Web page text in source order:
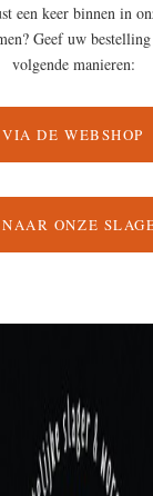
een keer binnen in
Geef uw
volgende manieren:
VIA DE WEBSHOP
ONZE